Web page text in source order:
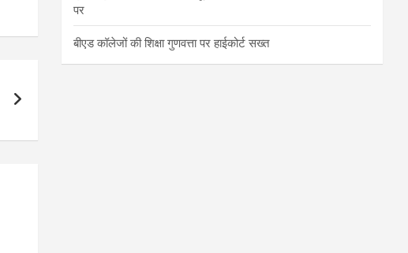
पर
बीएड कॉलेजों की शिक्षा गुणवत्ता पर हाईकोर्ट सख्त